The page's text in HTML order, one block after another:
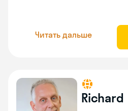
Читать дальше
Richard